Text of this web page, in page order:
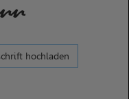
hochladen